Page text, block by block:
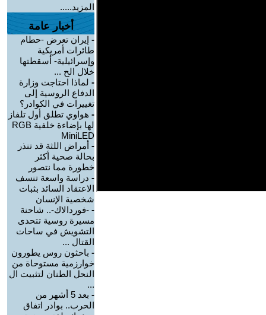
المزيد.....
أخبار عامة
- إيران تعرض -حطام
طائرات أمريكية
وإسرائيلية- أسقطتها
خلال الح ...
- لماذا احتاجت وزارة
الدفاع الروسية إلى
تغييرات في الكوادر؟
- هواوي تطلق أول تلفاز
لها بإضاءة خلفية RGB
MiniLED
- أمراض اللثة قد تنذر
بحالة صحية أكثر
خطورة مما نتصور
- دراسة واسعة تنسف
الاعتقاد السائد بثبات
شخصية الإنسان
- -فوردالاك-.. شاحنة
مسيرة روسية تتحدى
التشويش في ساحات
القتال ...
- باحثون روس يطورون
خوارزمية مستوحاة من
النحل الطنان لتثبيت ال
...
-
بعد 5 أشهر من
الحرب.. بوادر اتفاق